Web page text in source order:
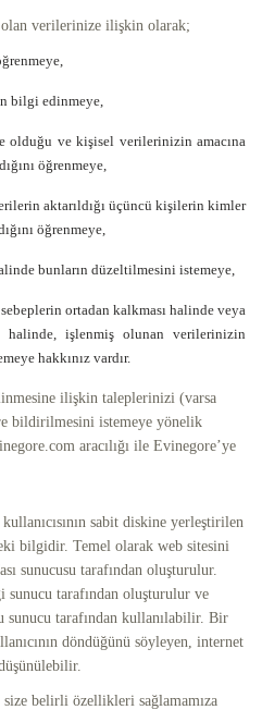
verilerinize ilişkin olarak;
bilgi edinmeye,
olduğu ve kişisel verilerinizin amacına
öğrenmeye,
aktarıldığı üçüncü kişilerin kimler
öğrenmeye,
bunların düzeltilmesini istemeye,
ortadan kalkması halinde veya
işlenmiş olunan verilerinizin
hakkınız vardır.
ilişkin taleplerinizi (varsa
bildirilmesini istemeye yönelik
aracılığı ile Evinegore’ye
sabit diskine yerleştirilen
bilgidir. Temel olarak web sitesini
sunucusu tarafından oluşturulur.
tarafından oluşturulur ve
sunucu tarafından kullanılabilir. Bir
döndüğünü söyleyen, internet
belirli özellikleri sağlamamıza